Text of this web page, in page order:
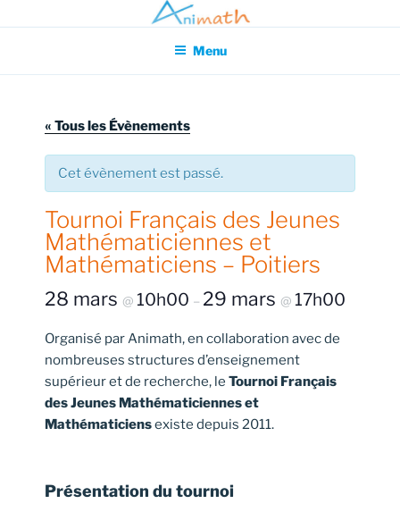
au
principal
Association pour l'Animation en Mathématiques
Menu
« Tous les Évènements
Cet évènement est passé.
Tournoi Français des Jeunes
Mathématiciennes et
Mathématiciens – Poitiers
28 mars @ 10h00 – 29 mars @ 17h00
Organisé par Animath, en collaboration avec de
nombreuses structures d’enseignement
supérieur et de recherche, le Tournoi Français
des Jeunes Mathématiciennes et
Mathématiciensexiste depuis 2011.
Présentation du tournoi